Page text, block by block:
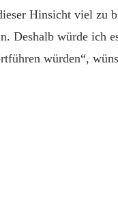
Hinsicht viel zu
Deshalb würde ich
würden“,